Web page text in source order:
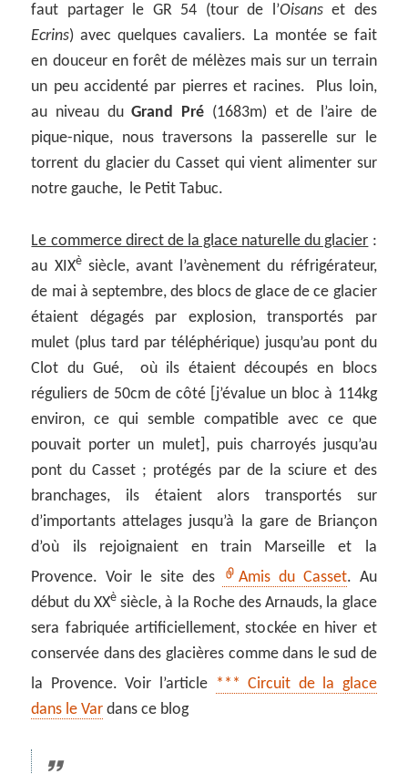
faut partager le GR 54 (tour de l’Oisanset des
Ecrins) avec quelques cavaliers. La montée se fait
en douceur en forêt de mélèzes mais sur un terrain
un peu accidenté par pierres et racines. Plus loin,
au niveau duGrand Pré (1683m) et de l’aire de
pique-nique, nous traversons la passerelle sur le
torrent du glacier du Casset qui vient alimenter sur
notre gauche, le Petit Tabuc.
Le commerce direct de la glace naturelle du glacier :
au XIXèsiècle, avant l’avènement du réfrigérateur,
de mai à septembre, des blocs de glace de ce glacier
étaient dégagés par explosion, transportés par
mulet (plus tard par téléphérique) jusqu’au pont du
Clot du Gué, où ils étaient découpés en blocs
réguliers de 50cm de côté [j’évalue un bloc à 114kg
environ, ce qui semble compatible avec ce que
pouvait porter un mulet], puis charroyés jusqu’au
pont du Casset ; protégés par de la sciure et des
branchages, ils étaient alors transportés sur
d’importants attelages jusqu’à la gare de Briançon
d’où ils rejoignaient en train Marseille et la
Provence. Voir le site des
Amis du Casset. Au
début du XXèsiècle, à la Roche des Arnauds, la glace
sera fabriquée artificiellement, stockée en hiver et
conservée dans des glacières comme dans le sud de
la Provence. Voir l’article *** Circuit de la glace
dans le Var dans ce blog